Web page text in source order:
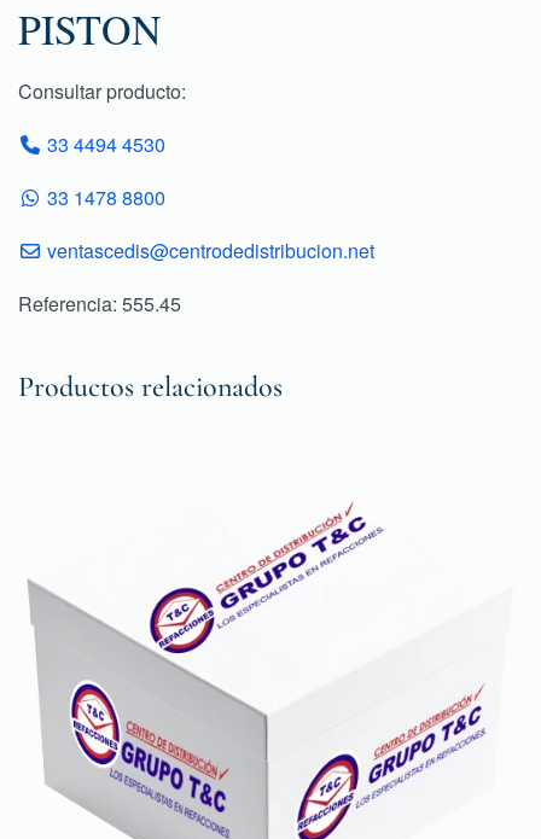
PISTON
Consultar producto:
33 4494 4530
33 1478 8800
ventascedis@centrodedistribucion.net
Referencia: 555.45
Productos relacionados